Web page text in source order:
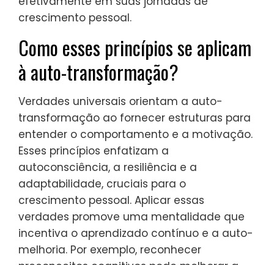
crescimento pessoal.
Como esses princípios se aplicam
à auto-transformação?
Verdades universais orientam a auto-
transformação ao fornecer estruturas para
entender o comportamento e a motivação.
Esses princípios enfatizam a
autoconsciência, a resiliência e a
adaptabilidade, cruciais para o
crescimento pessoal. Aplicar essas
verdades promove uma mentalidade que
incentiva o aprendizado contínuo e a auto-
melhoria. Por exemplo, reconhecer